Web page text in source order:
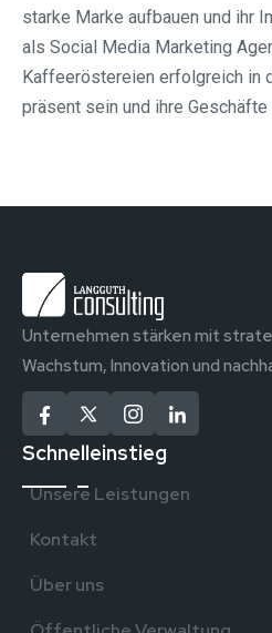
starke Marke aufbauen und ihr
als Social Media Marketing
Kaffeeröstereien erfolgreich in
präsent sein und ihre Geschäfte
Unternehmen stärken mit
Wachstum, Innovation und
Schnelleinstieg
Unsere Leistungen
Kontakt
Über uns